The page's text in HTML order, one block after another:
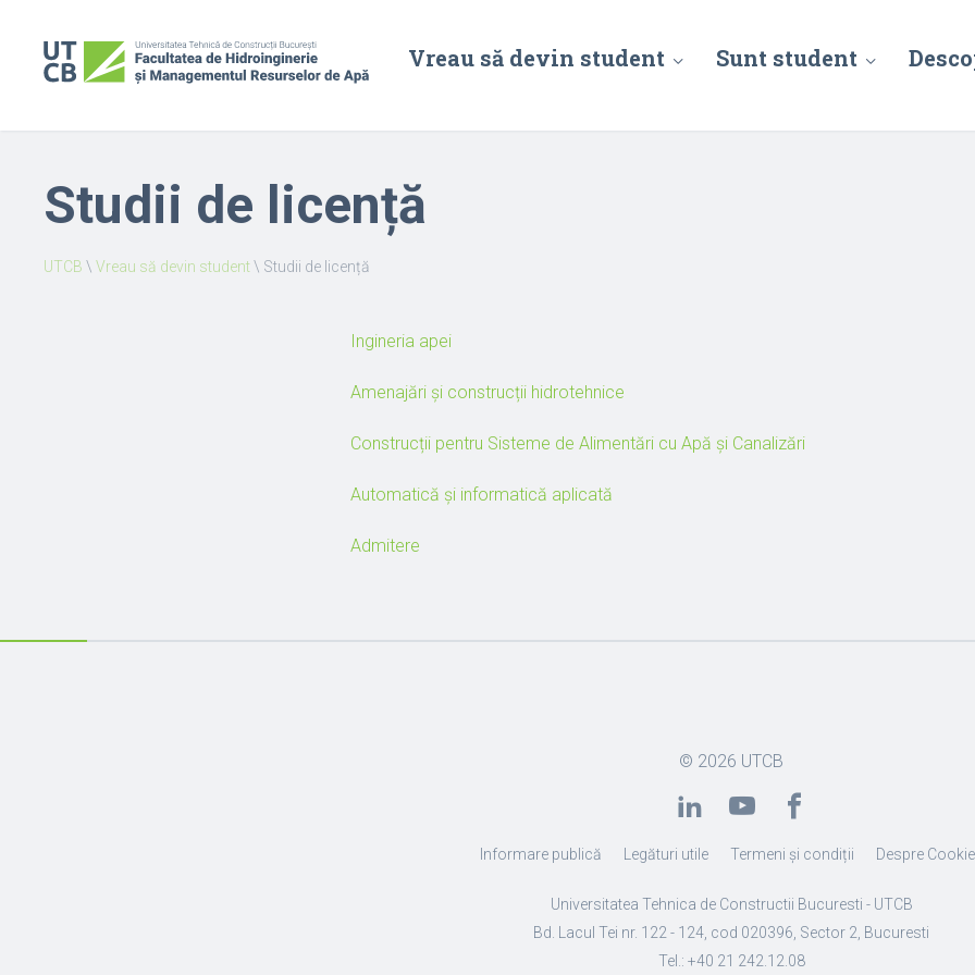
Vreau să devin student Sunt student
Studii de licență
UTCB \ Vreau să devin student\ Studii de licență
Ingineria apei
Amenajări și construcții hidrotehnice
Construcții pentru Sisteme de Alimentări cu Apă și Canalizări
Automatică și informatică aplicată
Admitere
© 2026 UTCB
Informare publică Legături utile Termeni și condiții Despre
Universitatea Tehnica de Constructii Bucuresti - UTCB
Bd. Lacul Tei nr. 122 - 124, cod 020396, Sector 2, Bucuresti
Tel.: +40 21 242.12.08